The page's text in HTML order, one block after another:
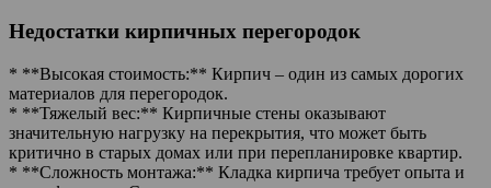
Недостатки кирпичных перегородок
* **Высокая стоимость:** Кирпич – один из самых дорогих
материалов для перегородок.
* **Тяжелый вес:** Кирпичные стены оказывают
значительную нагрузку на перекрытия, что может быть
критично в старых домах или при перепланировке квартир.
* **Сложность монтажа:** Кладка кирпича требует опыта и